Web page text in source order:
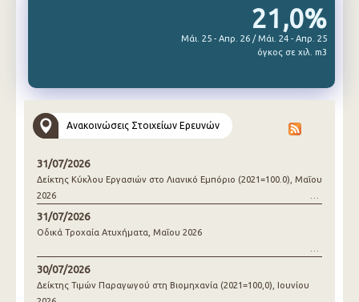
21,0%
Μάι. 25 - Απρ. 26 / Μάι. 24 - Απρ. 25
όγκος σε χιλ. m3
Ανακοινώσεις Στοιχείων Ερευνών
31/07/2026
Δείκτης Κύκλου Εργασιών στο Λιανικό Εμπόριο (2021=100.0), Μαΐου
2026
31/07/2026
Οδικά Τροχαία Ατυχήματα, Μαΐου 2026
30/07/2026
Δείκτης Τιμών Παραγωγού στη Βιομηχανία (2021=100,0), Ιουνίου